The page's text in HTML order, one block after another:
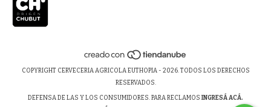
COPYRIGHT CERVECERIA AGRICOLA EUTHOPIA - 2026. TODOS LOS DERECHOS
RESERVADOS.
DEFENSA DE LAS Y LOS CONSUMIDORES. PARA RECLAMOS INGRESÁ ACÁ.